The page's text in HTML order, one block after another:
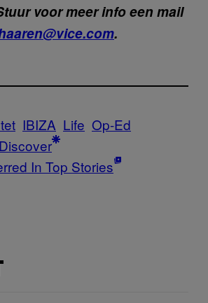
voor meer info een mail
.
IBIZA Life Op-Ed
In Top Stories